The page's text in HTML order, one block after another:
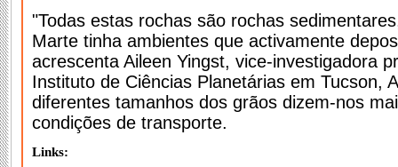
"Todas estas rochas são rochas
Marte tinha ambientes que activamente
acrescenta Aileen Yingst, vice-investigadora
Instituto de Ciências Planetárias em Tucson,
diferentes tamanhos dos grãos dizem-nos
condições de transporte.
Links: